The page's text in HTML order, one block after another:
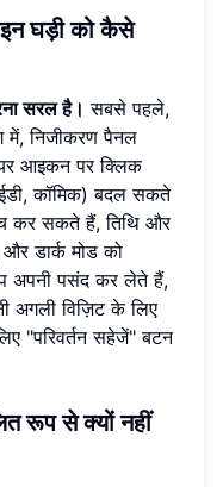
घड़ी को कैसे
सरल है। सबसे पहले,
में, निजीकरण पैनल
आइकन पर क्लिक
कॉमिक) बदल सकते
कर सकते हैं, तिथि और
डार्क मोड को
अपनी पसंद कर लेते हैं,
अगली विज़िट के लिए
"परिवर्तन सहेजें" बटन
रूप से क्यों नहीं